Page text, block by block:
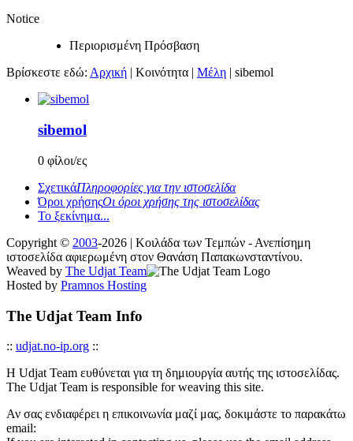
Notice
Περιορισμένη Πρόσβαση
Βρίσκεστε εδώ: Αρχική | Κοινότητα | Μέλη | sibemol
sibemol
0 φίλοι/ες
ΣχετικάΠληροφορίες για την ιστοσελίδα
Όροι χρήσηςΟι όροι χρήσης της ιστοσελίδας
Το ξεκίνημα...
Copyright © 2003-2026 | Κοιλάδα των Τεμπών - Ανεπίσημη
ιστοσελίδα αφιερωμένη στον Θανάση Παπακωνσταντίνου.
Weaved by The Udjat Team
Hosted by Pramnos Hosting
The Udjat Team Info
:: udjat.no-ip.org ::
Η Udjat Team ευθύνεται για τη δημιουργία αυτής της ιστοσελίδας.
The Udjat Team is responsible for weaving this site.
Αν σας ενδιαφέρει η επικοινωνία μαζί μας, δοκιμάστε το παρακάτω
email: